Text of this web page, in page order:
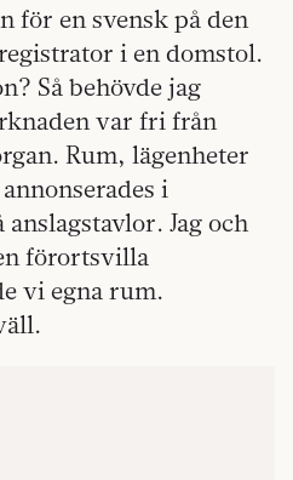
för en svensk på den
i en domstol.
Så behövde jag
var fri från
Rum, lägenheter
i
Jag och
förortsvilla
vi egna rum.